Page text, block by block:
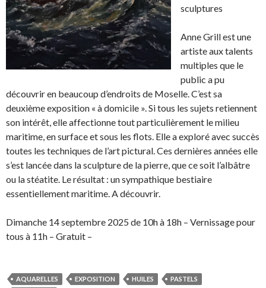
sculptures
Anne Grill est une
artiste aux talents
multiples que le
public a pu
découvrir en beaucoup d’endroits de Moselle. C’est sa
deuxième exposition « à domicile ». Si tous les sujets retiennent
son intérêt, elle affectionne tout particulièrement le milieu
maritime, en surface et sous les flots. Elle a exploré avec succès
toutes les techniques de l’art pictural. Ces dernières années elle
s’est lancée dans la sculpture de la pierre, que ce soit l’albâtre
ou la stéatite. Le résultat : un sympathique bestiaire
essentiellement maritime. A découvrir.
Dimanche 14 septembre 2025 de 10h à 18h – Vernissage pour
tous à 11h – Gratuit –
AQUARELLES EXPOSITION HUILES
PASTELS